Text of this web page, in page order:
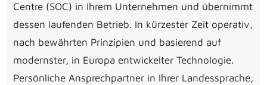
Centre (SOC) in Ihrem Unternehmen und übernimmt
dessen laufenden Betrieb. In kürzester Zeit operativ,
nach bewährten Prinzipien und basierend auf
modernster, in Europa entwickelter Technologie.
Persönliche Ansprechpartner in Ihrer Landessprache,